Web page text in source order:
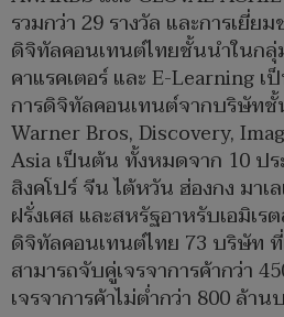
รวมกว่า 29 รางวัล และการเยี่
ดิจิทัลคอนเทนต์ไทยชั้นนำในกลุ่
คาแรคเตอร์ และ E-Learning
การดิจิทัลคอนเทนต์จากบริษัท
Warner Bros, Discovery,
Asia เป็นต้น ทั้งหมดจาก 10 ป
สิงคโปร์ จีน ไต้หวัน ฮ่องกง มาเ
ฝรั่งเศส และสหรัฐอาหรับเอมิเ
ดิจิทัลคอนเทนต์ไทย 73 บริษัท ที่
สามารถจับคู่เจรจาการค้ากว่า
เจรจาการค้าไม่ต่ำกว่า 800 ล้าน